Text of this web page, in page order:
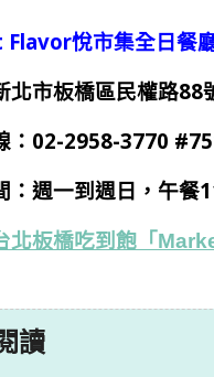
悅市集全日餐
北市板橋區民權路88
：02-2958-3770
：週一到週日，午餐
北板橋吃到飽「
讀